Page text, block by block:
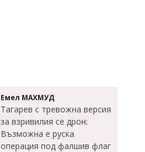
Емел МАХМУД
Тагарев с тревожна версия
за взривилия се дрон:
Възможна е руска
операция под фалшив флаг